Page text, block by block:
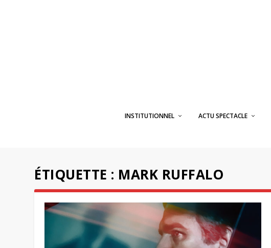
INSTITUTIONNEL ACTU SPECTACLE
ÉTIQUETTE : MARK RUFFALO